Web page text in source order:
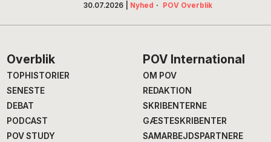
30.07.2026 Nyhed · POV Overblik
Footer
Overblik
TOPHISTORIER
SENESTE
DEBAT
PODCAST
POV STUDY
POV International
OM POV
REDAKTION
SKRIBENTERNE
GÆSTESKRIBENTER
SAMARBEJDSPARTNERE